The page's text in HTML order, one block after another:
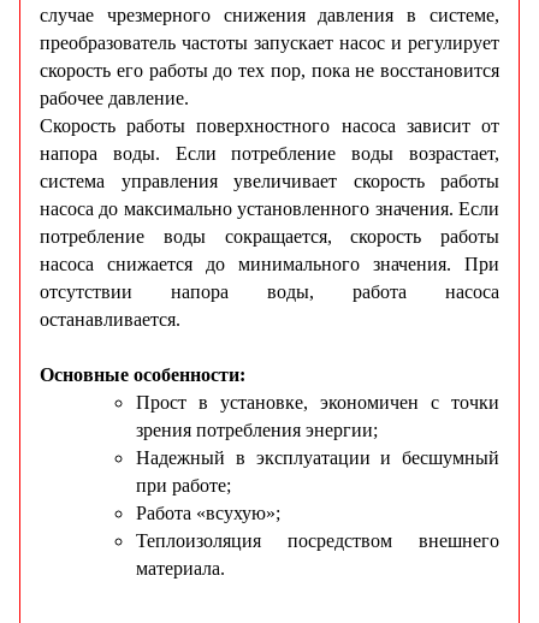
случае чрезмерного снижения давления в системе,
преобразователь частоты запускает насос и регулирует
скорость его работы до тех пор, пока не восстановится
рабочее давление.
Скорость работы поверхностного насоса зависит от
напора воды. Если потребление воды возрастает,
система управления увеличивает скорость работы
насоса до максимально установленного значения. Если
потребление воды сокращается, скорость работы
насоса снижается до минимального значения. При
отсутствии напора воды, работа насоса
останавливается.
Основные особенности:
Прост в установке, экономичен с точки
зрения потребления энергии;
Надежный в эксплуатации и бесшумный
при работе;
Работа «всухую»;
Теплоизоляция посредством внешнего
материала.